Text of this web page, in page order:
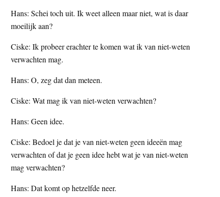
Hans: Schei toch uit. Ik weet alleen maar niet, wat is daar
moeilijk aan?
Ciske: Ik probeer erachter te komen wat ik van niet-weten
verwachten mag.
Hans: O, zeg dat dan meteen.
Ciske: Wat mag ik van niet-weten verwachten?
Hans: Geen idee.
Ciske: Bedoel je dat je van niet-weten geen ideeën mag
verwachten of dat je geen idee hebt wat je van niet-weten
mag verwachten?
Hans: Dat komt op hetzelfde neer.